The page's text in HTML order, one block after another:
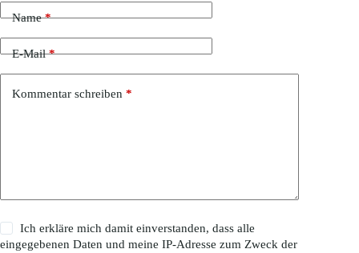
Name*
E-Mail*
Kommentar schreiben *
Ich erkläre mich damit einverstanden, dass alle
eingegebenen Daten und meine IP-Adresse zum Zweck der